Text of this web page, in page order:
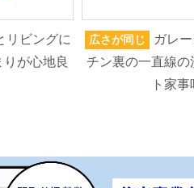
リビングに
が心地良
広さが同じ
ガレ
チン裏の一直線
ト家